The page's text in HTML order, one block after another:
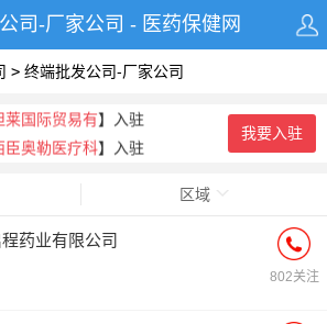
司-厂家公司 - 医药保健网
> 终端批发公司-厂家公司
我要入驻
莱国际贸易有】入驻
臣奥勒医疗科】入驻
药业有限公
沁品贸易有】入驻
区域
药业有限公司
802关注